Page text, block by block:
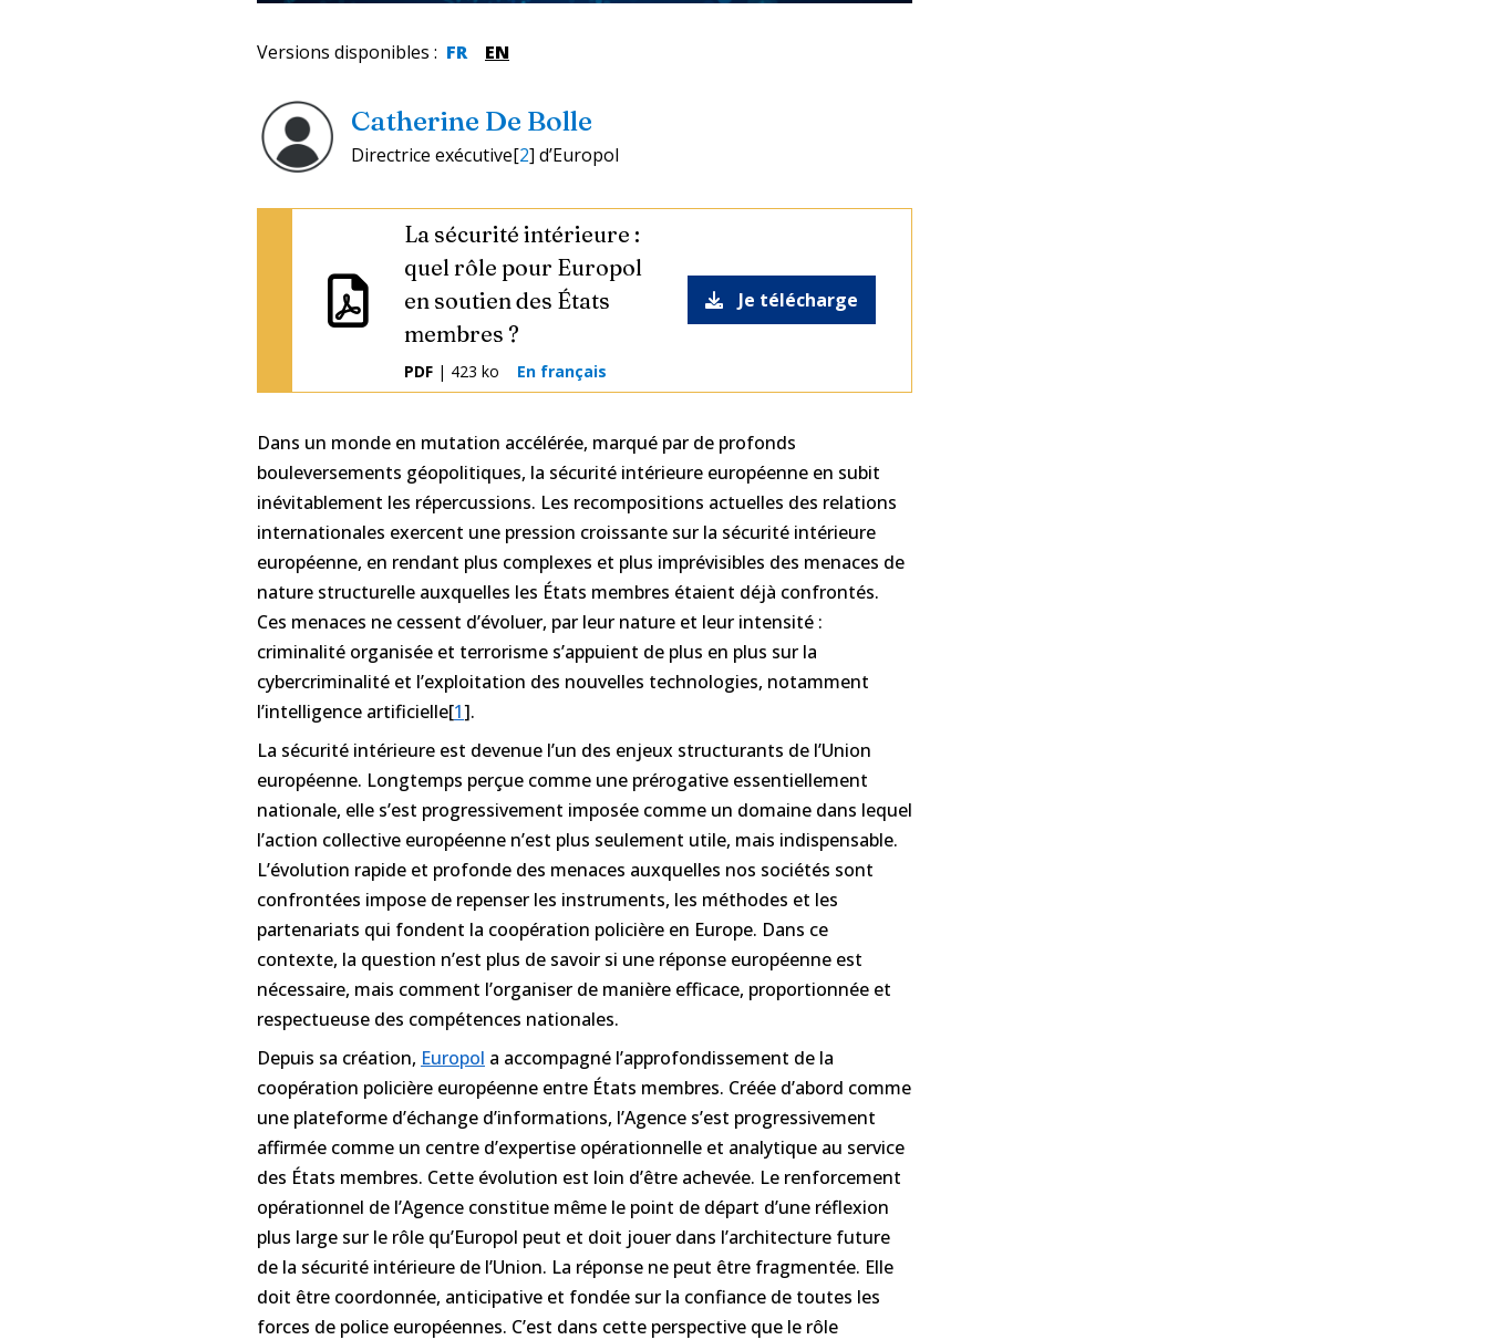
Versions disponibles : FR EN
Catherine De Bolle
Directrice exécutive[2] d’Europol
La sécurité intérieure :
quel rôle pour Europol
en soutien des États
membres ?
PDF | 423 ko En français
Je télécharge
Dans un monde en mutation accélérée, marqué par de profonds
bouleversements géopolitiques, la sécurité intérieure européenne en subit
inévitablement les répercussions. Les recompositions actuelles des relations
internationales exercent une pression croissante sur la sécurité intérieure
européenne, en rendant plus complexes et plus imprévisibles des menaces de
nature structurelle auxquelles les États membres étaient déjà confrontés.
Ces menaces ne cessent d’évoluer, par leur nature et leur intensité :
criminalité organisée et terrorisme s’appuient de plus en plus sur la
cybercriminalité et l’exploitation des nouvelles technologies, notamment
l’intelligence artificielle[1].
La sécurité intérieure est devenue l’un des enjeux structurants de l’Union
européenne. Longtemps perçue comme une prérogative essentiellement
nationale, elle s’est progressivement imposée comme un domaine dans lequel
l’action collective européenne n’est plus seulement utile, mais indispensable.
L’évolution rapide et profonde des menaces auxquelles nos sociétés sont
confrontées impose de repenser les instruments, les méthodes et les
partenariats qui fondent la coopération policière en Europe. Dans ce
contexte, la question n’est plus de savoir si une réponse européenne est
nécessaire, mais comment l’organiser de manière efficace, proportionnée et
respectueuse des compétences nationales.
Depuis sa création, Europol a accompagné l’approfondissement de la
coopération policière européenne entre États membres. Créée d’abord comme
une plateforme d’échange d’informations, l’Agence s’est progressivement
affirmée comme un centre d’expertise opérationnelle et analytique au service
des États membres. Cette évolution est loin d’être achevée. Le renforcement
opérationnel de l’Agence constitue même le point de départ d’une réflexion
plus large sur le rôle qu’Europol peut et doit jouer dans l’architecture future
de la sécurité intérieure de l’Union. La réponse ne peut être fragmentée. Elle
doit être coordonnée, anticipative et fondée sur la confiance de toutes les
forces de police européennes. C’est dans cette perspective que le rôle